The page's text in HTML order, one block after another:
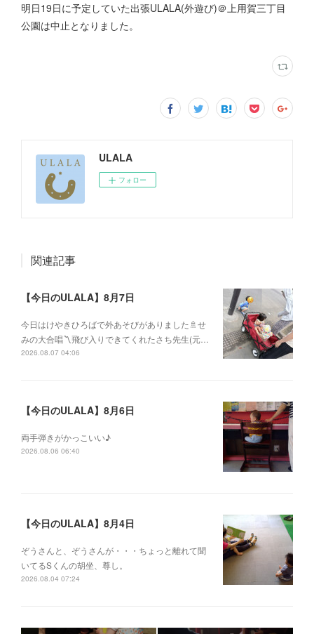
明日19日に予定していた出張ULALA(外遊び)＠上用賀三丁目
公園は中止となりました。
ULALA
フォロー
関連記事
【今日のULALA】8月7日
今日はけやきひろばで外あそびがありました🚿せ
みの大合唱〽飛び入りできてくれたさち先生(元…
2026.08.07 04:06
【今日のULALA】8月6日
両手弾きがかっこいい♪
2026.08.06 06:40
【今日のULALA】8月4日
ぞうさんと、ぞうさんが・・・ちょっと離れて聞
いてるSくんの胡坐、尊し。
2026.08.04 07:24